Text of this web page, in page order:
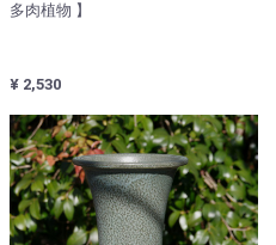
多肉植物 】
¥ 2,530